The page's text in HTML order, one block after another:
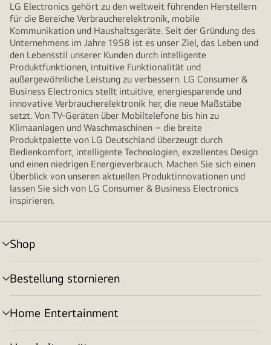
LG Electronics gehört zu den weltweit führenden Herstellern
für die Bereiche Verbraucherelektronik, mobile
Kommunikation und Haushaltsgeräte. Seit der Gründung des
Unternehmens im Jahre 1958 ist es unser Ziel, das Leben und
den Lebensstil unserer Kunden durch intelligente
Produktfunktionen, intuitive Funktionalität und
außergewöhnliche Leistung zu verbessern. LG Consumer &
Business Electronics stellt intuitive, energiesparende und
innovative Verbraucherelektronik her, die neue Maßstäbe
setzt. Von TV-Geräten über Mobiltelefone bis hin zu
Klimaanlagen und Waschmaschinen – die breite
Produktpalette von LG Deutschland überzeugt durch
Bedienkomfort, intelligente Technologien, exzellentes Design
und einen niedrigen Energieverbrauch. Machen Sie sich einen
Überblick von unseren aktuellen Produktinnovationen und
lassen Sie sich von LG Consumer & Business Electronics
inspirieren.
Shop
Menü
umschalten
Bestellung stornieren
Menü
umschalten
Home Entertainment
Menü
umschalten